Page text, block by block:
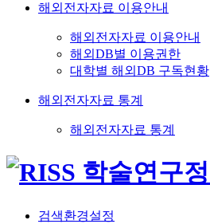
해외전자자료 이용안내
해외전자자료 이용안내
해외DB별 이용권한
대학별 해외DB 구독현황
해외전자자료 통계
해외전자자료 통계
검색환경설정